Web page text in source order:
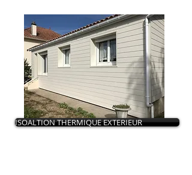
ISOALTION THERMIQUE EXTERIEUR